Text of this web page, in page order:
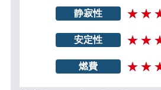
静寂性
安定性
燃費